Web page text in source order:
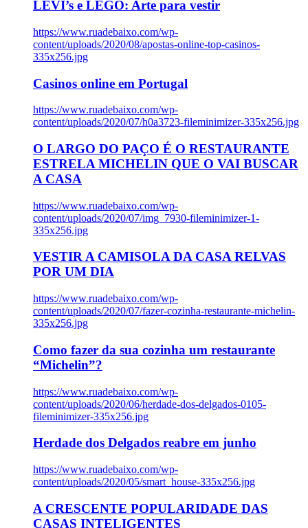
LEVI’s e LEGO: Arte para vestir
https://www.ruadebaixo.com/wp-
content/uploads/2020/08/apostas-online-top-casinos-
335x256.jpg
Casinos online em Portugal
https://www.ruadebaixo.com/wp-
content/uploads/2020/07/h0a3723-fileminimizer-335x256.jpg
O LARGO DO PAÇO É O RESTAURANTE
ESTRELA MICHELIN QUE O VAI BUSCAR
A CASA
https://www.ruadebaixo.com/wp-
content/uploads/2020/07/img_7930-fileminimizer-1-
335x256.jpg
VESTIR A CAMISOLA DA CASA RELVAS
POR UM DIA
https://www.ruadebaixo.com/wp-
content/uploads/2020/07/fazer-cozinha-restaurante-michelin-
335x256.jpg
Como fazer da sua cozinha um restaurante
“Michelin”?
https://www.ruadebaixo.com/wp-
content/uploads/2020/06/herdade-dos-delgados-0105-
fileminimizer-335x256.jpg
Herdade dos Delgados reabre em junho
https://www.ruadebaixo.com/wp-
content/uploads/2020/05/smart_house-335x256.jpg
A CRESCENTE POPULARIDADE DAS
CASAS INTELIGENTES